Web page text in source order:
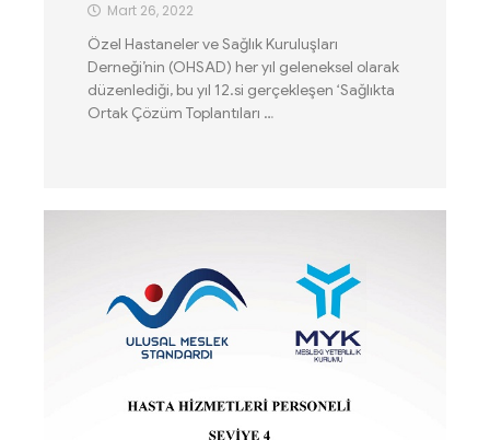
Mart 26, 2022
Özel Hastaneler ve Sağlık Kuruluşları
Derneği’nin (OHSAD) her yıl geleneksel olarak
düzenlediği, bu yıl 12.si gerçekleşen ‘Sağlıkta
Ortak Çözüm Toplantıları …